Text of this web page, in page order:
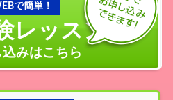
で簡単！
レッスン
みはこちら